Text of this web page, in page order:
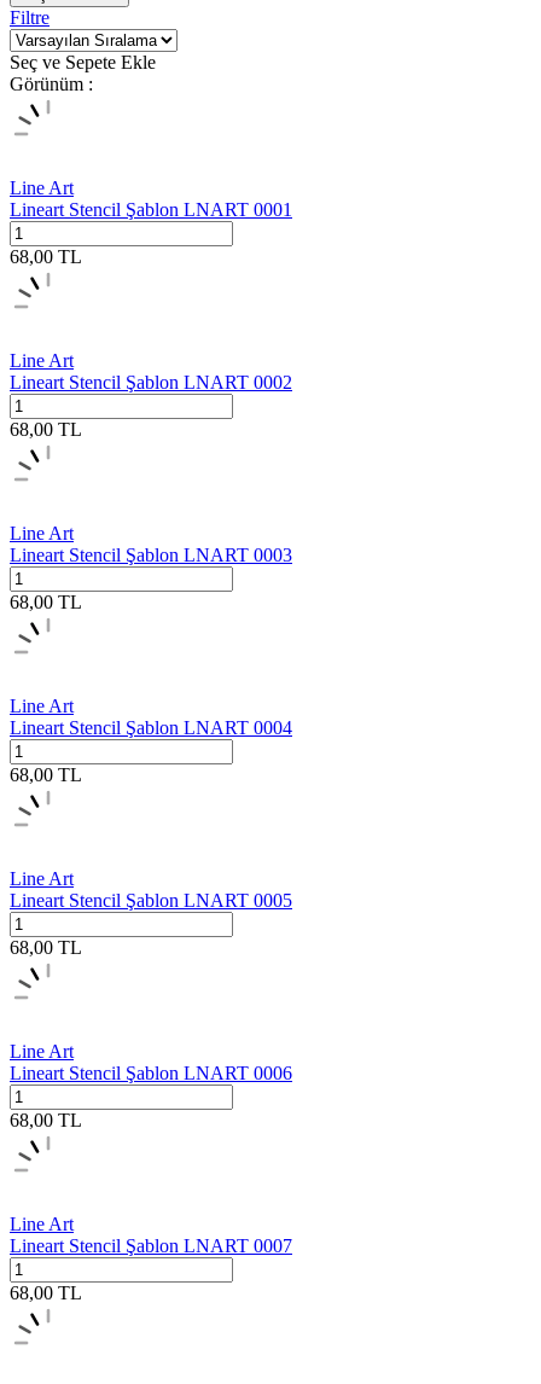
Filtre
Seç ve Sepete Ekle
Görünüm :
Line Art
Lineart Stencil Şablon LNART 0001
68,00 TL
Line Art
Lineart Stencil Şablon LNART 0002
68,00 TL
Line Art
Lineart Stencil Şablon LNART 0003
68,00 TL
Line Art
Lineart Stencil Şablon LNART 0004
68,00 TL
Line Art
Lineart Stencil Şablon LNART 0005
68,00 TL
Line Art
Lineart Stencil Şablon LNART 0006
68,00 TL
Line Art
Lineart Stencil Şablon LNART 0007
68,00 TL